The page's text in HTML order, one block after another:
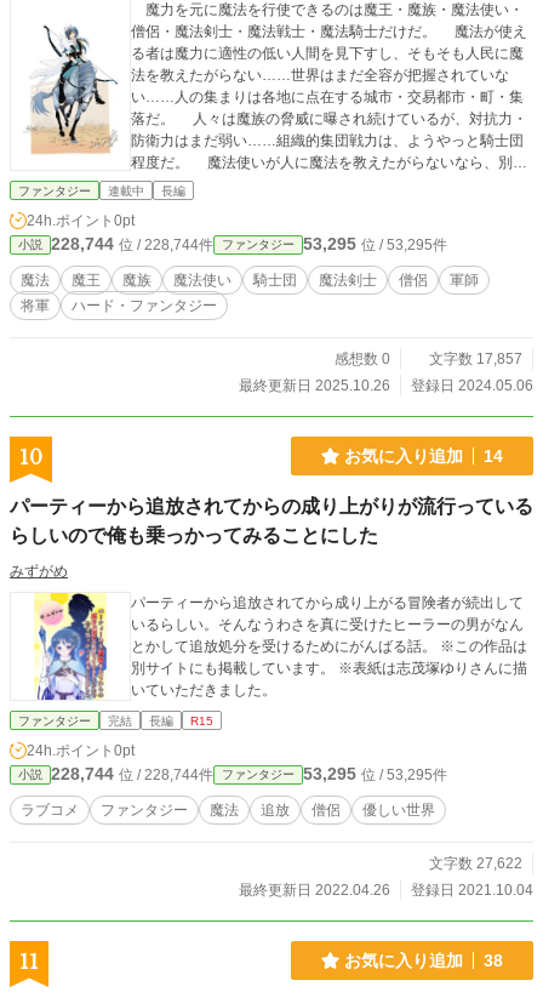
魔力を元に魔法を行使できるのは魔王・魔族・魔法使い・
僧侶・魔法剣士・魔法戦士・魔法騎士だけだ。 魔法が使え
る者は魔力に適性の低い人間を見下すし、そもそも人民に魔
法を教えたがらない……世界はまだ全容が把握されていな
い……人の集まりは各地に点在する城市・交易都市・町・集
落だ。 人々は魔族の脅威に曝され続けているが、対抗力・
防衛力はまだ弱い……組織的集団戦力は、ようやっと騎士団
程度だ。 魔法使いが人に魔法を教えたがらないなら、別に
それは構わない……俺達は自分達の知恵と工夫で力を補い、
く各地を連れ立って廻り、見聞を拡げて見識を積みながら魔
物・魔族と戦い、退治して来た男７人と女ひとりがある城市
に辿り着いた。 俺はシエン・ジン・グン（27）……志望は
軍師だ……小太刀（こだち）を使う……旅の途中で志を同じ
くして、連れ合いになった仲間を紹介しよう。 ジング・シ
ィフ・ケシシュ（28）……鞭（むち）と棒術が得意な戦士
縦横無尽に動かして、魔族どもと戦い……ゆくゆくは魔王を
斃し、魔王軍も殲滅する。
ファンタジー 連載中 長編
24h.ポイント 0pt
小説 228,744 位 / 228,744件 ファンタジー 53,295 位 / 53,295件
魔法 魔王 魔族 魔法使い 騎士団 魔法剣士 僧侶
軍師
将軍
ハード・ファンタジー
感想数 0
文字数 17,857
最終更新日 2025.10.26
登録日 2024.05.06
10 お気に入り追加 14
パーティーから追放されてからの成り上がりが流行っている
らしいので俺も乗っかってみることにした
みずがめ
パーティーから追放されてから成り上がる冒険者が続出して
いるらしい。そんなうわさを真に受けたヒーラーの男がなん
とかして追放処分を受けるためにがんばる話。 ※この作品は
別サイトにも掲載しています。 ※表紙は志茂塚ゆりさんに描
いていただきました。
ファンタジー 完結 長編 R15
24h.ポイント 0pt
小説 228,744 位 / 228,744件 ファンタジー 53,295 位 / 53,295件
ラブコメ ファンタジー 魔法 追放 僧侶 優しい世界
文字数 27,622
最終更新日 2022.04.26
登録日 2021.10.04
11 お気に入り追加 38